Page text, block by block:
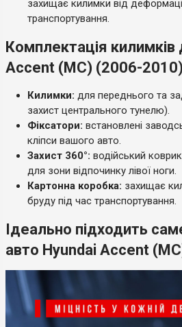
захищає килимки від
транспортування.
Комплектація килимків
Accent (MC) (2006-2010)
Килимки: для переднього та
захист центрального тунелю).
Фіксатори: встановлені
кліпси вашого авто.
Захист 360°: водійський
для зони відпочинку лівої ноги.
Картонна коробка: захищає
бруду під час транспортування.
Ідеально підходить
авто Hyundai Accent